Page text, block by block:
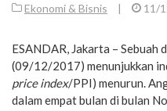
Ekonomi & Bisnis | 11/
ESANDAR, Jakarta –
(09/12/2017) menunjukkan
price index/PPI) menurun.
dalam empat bulan di bulan